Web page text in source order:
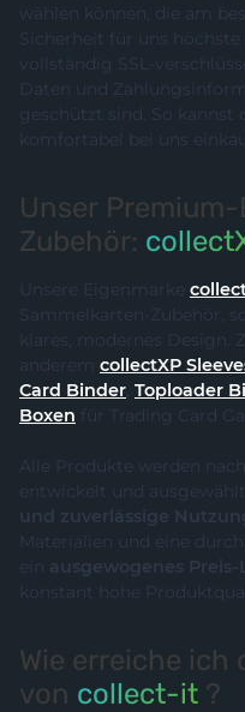
wählen können, die am
Sicherheit für uns höchste Priorität.
vollständig SSL-
Daten und Zahlungsinformationen
geschützt sind. So kannst
komfortabel bei uns
Unser
Zubehör:
Unsere Eigenmarke
Sammelkarten-Zubehör,
klares, modernes Design.
anderem collectXP
Card Binder, Toploader
Boxen für Trading Card
Alle Produkte werden
entwickelt und
und zuverlässige
Materialien und eine
ein ausgewogenes
konstant hohe
Wie erreiche ich
von collect-it ?